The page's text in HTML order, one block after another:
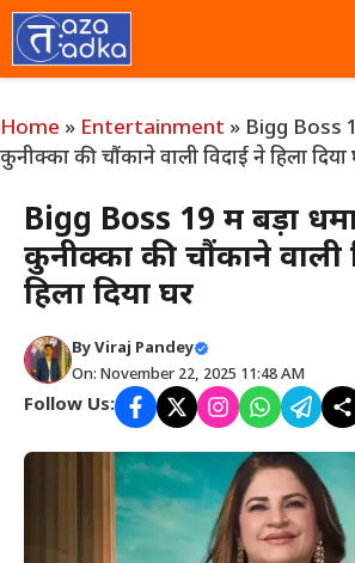
Skip
to
content
Home » Entertainment » Bigg Boss
कुनीक्का की चौंकाने वाली विदाई ने हिला दिया
Bigg Boss 19 में बड़ा
कुनीक्का की चौंकाने वाली
हिला दिया घर
ByViraj Pandey
On: November 22, 2025 11:48 AM
Follow Us: